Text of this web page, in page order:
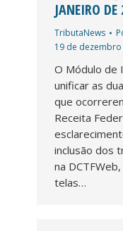
JANEIRO DE
TributaNews
19 de
O Módulo de
unificar as
que
Receita
inclusão dos
na
telas…